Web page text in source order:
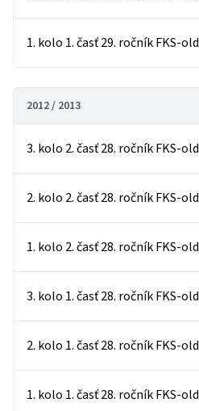
1. kolo 1. časť 29. ročník FKS-old
2012 / 2013
3. kolo 2. časť 28. ročník FKS-old
2. kolo 2. časť 28. ročník FKS-old
1. kolo 2. časť 28. ročník FKS-old
3. kolo 1. časť 28. ročník FKS-old
2. kolo 1. časť 28. ročník FKS-old
1. kolo 1. časť 28. ročník FKS-old